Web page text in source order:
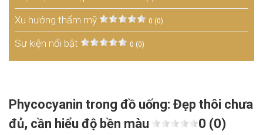
Xu hướng thẩm mỹ 0 (0)
Sự kiện nổi bật 0 (0)
Phycocyanin trong đồ uống: Đẹp thôi chưa
đủ, cần hiểu độ bền màu
0 (0)